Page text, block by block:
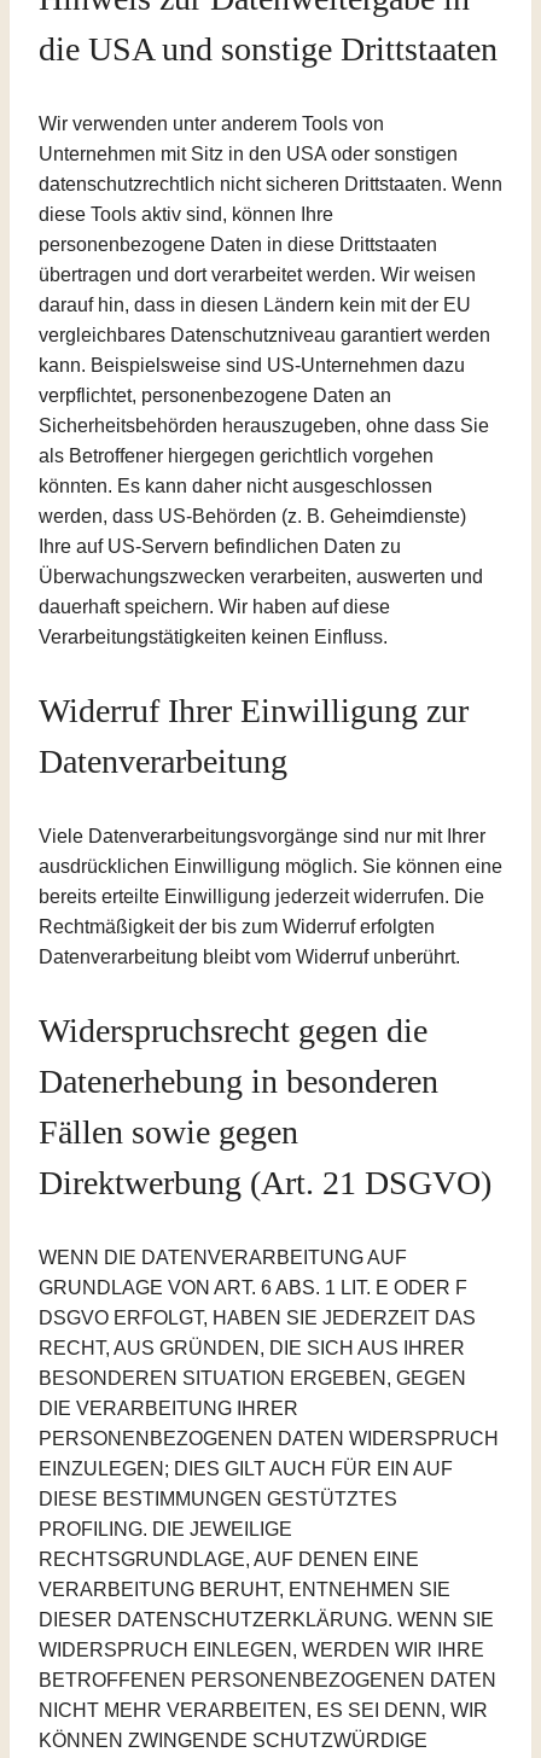
die USA und sonstige Drittstaaten
Wir verwenden unter anderem Tools von
Unternehmen mit Sitz in den USA oder sonstigen
datenschutzrechtlich nicht sicheren Drittstaaten. Wenn
diese Tools aktiv sind, können Ihre
personenbezogene Daten in diese Drittstaaten
übertragen und dort verarbeitet werden. Wir weisen
darauf hin, dass in diesen Ländern kein mit der EU
vergleichbares Datenschutzniveau garantiert werden
kann. Beispielsweise sind US-Unternehmen dazu
verpflichtet, personenbezogene Daten an
Sicherheitsbehörden herauszugeben, ohne dass Sie
als Betroffener hiergegen gerichtlich vorgehen
könnten. Es kann daher nicht ausgeschlossen
werden, dass US-Behörden (z. B. Geheimdienste)
Ihre auf US-Servern befindlichen Daten zu
Überwachungszwecken verarbeiten, auswerten und
dauerhaft speichern. Wir haben auf diese
Verarbeitungstätigkeiten keinen Einfluss.
Widerruf Ihrer Einwilligung zur
Datenverarbeitung
Viele Datenverarbeitungsvorgänge sind nur mit Ihrer
ausdrücklichen Einwilligung möglich. Sie können eine
bereits erteilte Einwilligung jederzeit widerrufen. Die
Rechtmäßigkeit der bis zum Widerruf erfolgten
Datenverarbeitung bleibt vom Widerruf unberührt.
Widerspruchsrecht gegen die
Datenerhebung in besonderen
Fällen sowie gegen
Direktwerbung (Art. 21 DSGVO)
WENN DIE DATENVERARBEITUNG AUF
GRUNDLAGE VON ART. 6 ABS. 1 LIT. E ODER F
DSGVO ERFOLGT, HABEN SIE JEDERZEIT DAS
RECHT, AUS GRÜNDEN, DIE SICH AUS IHRER
BESONDEREN SITUATION ERGEBEN, GEGEN
DIE VERARBEITUNG IHRER
PERSONENBEZOGENEN DATEN WIDERSPRUCH
EINZULEGEN; DIES GILT AUCH FÜR EIN AUF
DIESE BESTIMMUNGEN GESTÜTZTES
PROFILING. DIE JEWEILIGE
RECHTSGRUNDLAGE, AUF DENEN EINE
VERARBEITUNG BERUHT, ENTNEHMEN SIE
DIESER DATENSCHUTZERKLÄRUNG. WENN SIE
WIDERSPRUCH EINLEGEN, WERDEN WIR IHRE
BETROFFENEN PERSONENBEZOGENEN DATEN
NICHT MEHR VERARBEITEN, ES SEI DENN, WIR
KÖNNEN ZWINGENDE SCHUTZWÜRDIGE